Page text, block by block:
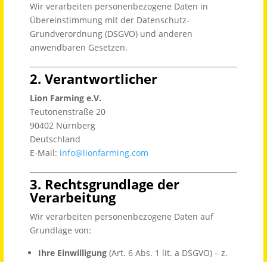
Wir verarbeiten personenbezogene Daten in
Übereinstimmung mit der Datenschutz-
Grundverordnung (DSGVO) und anderen
anwendbaren Gesetzen.
2. Verantwortlicher
Lion Farming e.V.
Teutonenstraße 20
90402 Nürnberg
Deutschland
E-Mail: info@lionfarming.com
3. Rechtsgrundlage der
Verarbeitung
Wir verarbeiten personenbezogene Daten auf
Grundlage von:
Ihre Einwilligung(Art. 6 Abs. 1 lit. a DSGVO) – z.